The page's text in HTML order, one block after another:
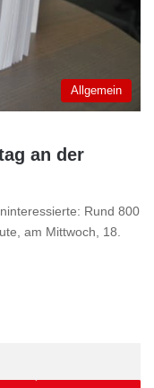
Allgemein
an der
Rund 800
am Mittwoch, 18.